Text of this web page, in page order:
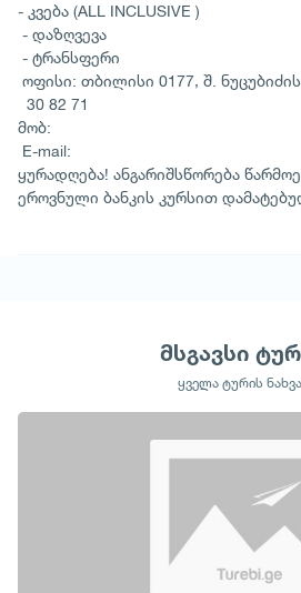
- კვება (ALL INCLUSIVE )
- დაზღვევა
- ტრანსფერი
ოფისი: თბილისი 0177, შ.
30 82 71
მობ:
E-mail:
ყურადღება! ანგარიშსწორება
ეროვნული ბანკის კურსით
მსგავსი
ყველა ტურის ნახვა